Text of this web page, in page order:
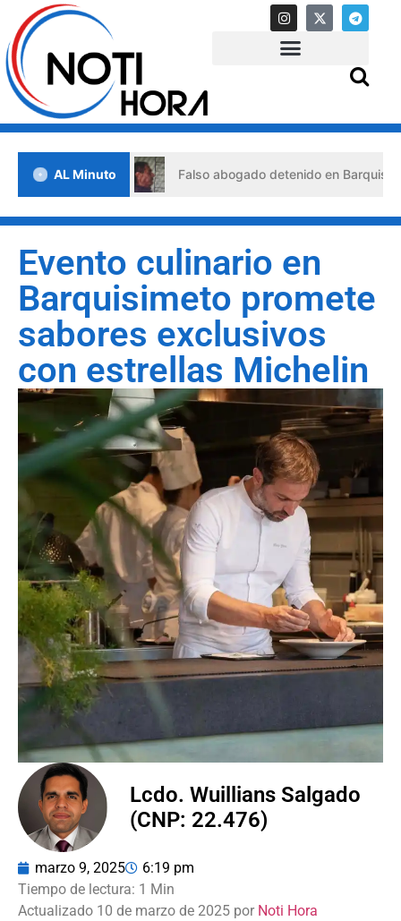
AL Minuto
crisis Falso abogado detenido en Barquisimeto:
Evento culinario en
Barquisimeto promete
sabores exclusivos
con estrellas Michelin
Lcdo. Wuillians Salgado
(CNP: 22.476)
marzo 9, 2025 6:19 pm
Actualizado 10 de marzo de 2025 por Noti Hora